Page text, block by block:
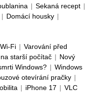
| Sekaná recept |
| Domácí housky |
Fi | Varování před
starší počítač | Nový
Windows? | Windows
otevírání pračky |
| iPhone 17 | VLC